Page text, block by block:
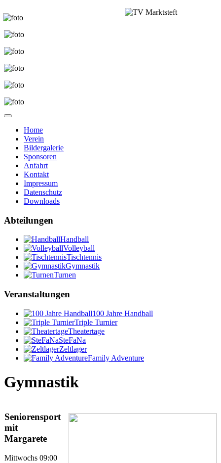
Home
Verein
Bildergalerie
Sponsoren
Anfahrt
Kontakt
Impressum
Datenschutz
Downloads
Abteilungen
Handball
Volleyball
Tischtennis
Gymnastik
Turnen
Veranstaltungen
100 Jahre Handball
Triple Turnier
Theatertage
SteFaNa
Zeltlager
Family Adventure
Gymnastik
Seniorensport
mit
Margarete
Mittwochs 09:00